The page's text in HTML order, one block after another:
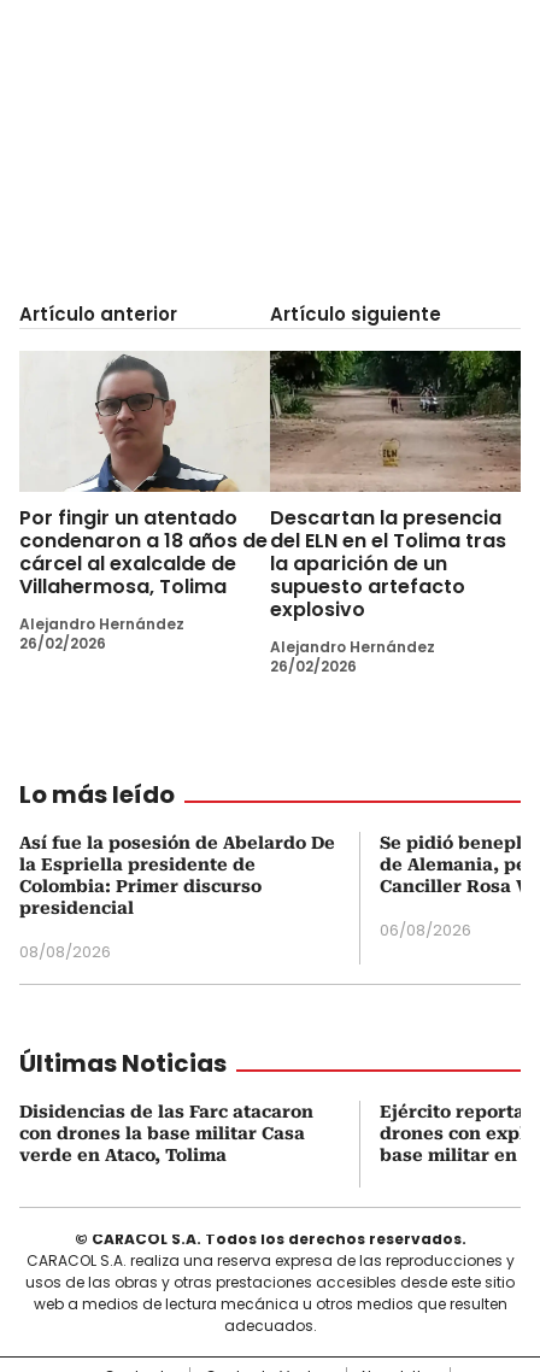
Artículo anterior
Por fingir un atentado
condenaron a 18 años de
cárcel al exalcalde de
Villahermosa, Tolima
Alejandro Hernández
26/02/2026
Artículo siguiente
Descartan la presencia
del ELN en el Tolima tras
la aparición de un
supuesto artefacto
explosivo
Alejandro Hernández
26/02/2026
Lo más leído
Así fue la posesión de Abelardo De
la Espriella presidente de
Colombia: Primer discurso
presidencial
08/08/2026
Se pidió
de Alemania,
Canciller Rosa
06/08/2026
Últimas Noticias
Disidencias de las Farc atacaron
con drones la base militar Casa
verde en Ataco, Tolima
Ejército reporta
drones con
base militar en
© CARACOL S.A. Todos los derechos reservados.
CARACOL S.A. realiza una reserva expresa de las reproducciones y
usos de las obras y otras prestaciones accesibles desde este sitio
web a medios de lectura mecánica u otros medios que resulten
adecuados.